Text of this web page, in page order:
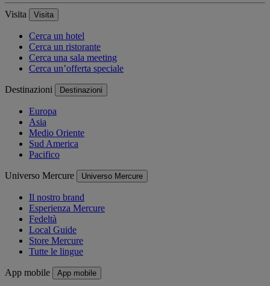
Visita Visita
Cerca un hotel
Cerca un ristorante
Cerca una sala meeting
Cerca un’offerta speciale
Destinazioni Destinazioni
Europa
Asia
Medio Oriente
Sud America
Pacifico
Universo Mercure Universo Mercure
Il nostro brand
Esperienza Mercure
Fedeltà
Local Guide
Store Mercure
Tutte le lingue
App mobile App mobile